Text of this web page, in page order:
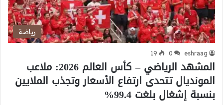
رياضة
eshraag
0
19
المشهد الرياضي – كأس العالم 2026: ملاعب
المونديال تتحدى ارتفاع الأسعار وتجذب الملايين
بنسبة إشغال بلغت 99.4%